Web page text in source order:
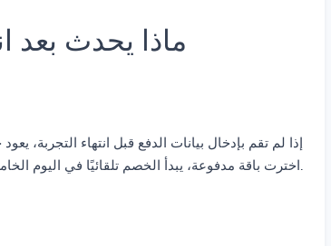
ماذا يحدث بعد
إذا لم تقم بإدخال بيانات الدفع قبل انتهاء التجربة،
اخترت باقة مدفوعة، يبدأ الخصم تلقائيًا في اليوم الخامس عشر.